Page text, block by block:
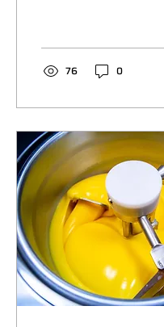
es el...
76 0